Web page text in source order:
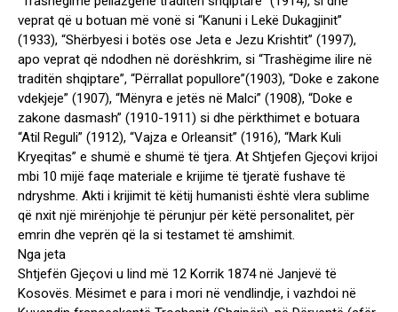
veprat që u botuan më vonë si “Kanuni i Lekë Dukagjinit”
(1933), “Shërbyesi i botës ose Jeta e Jezu Krishtit” (1997),
apo veprat që ndodhen në dorëshkrim, si “Trashëgime ilire në
traditën shqiptare”, “Përrallat popullore”(1903), “Doke e zakone
vdekjeje” (1907), “Mënyra e jetës në Malci” (1908), “Doke e
zakone dasmash” (1910-1911) si dhe përkthimet e botuara
“Atil Reguli” (1912), “Vajza e Orleansit” (1916), “Mark Kuli
Kryeqitas” e shumë e shumë të tjera. At Shtjefen Gjeçovi krijoi
mbi 10 mijë faqe materiale e krijime të tjeratë fushave të
ndryshme. Akti i krijimit të këtij humanisti është vlera sublime
që nxit një mirënjohje të përunjur për këtë personalitet, për
emrin dhe veprën që la si testamet të amshimit.
Nga jeta
Shtjefën Gjeçovi u lind më 12 Korrik 1874 në Janjevë të
Kosovës. Mësimet e para i mori në vendlindje, i vazhdoi në